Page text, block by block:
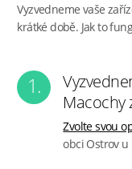
Vyzvedneme vaše
krátké době. Jak to
1.
Macochy
Zvolte svou
obci Ostrov u